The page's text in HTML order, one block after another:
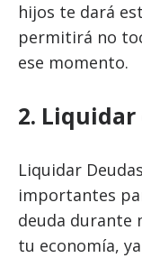
hijos te dará
permitirá no
ese momento.
2. Liquidar
Liquidar
importantes
deuda durante
tu economía,